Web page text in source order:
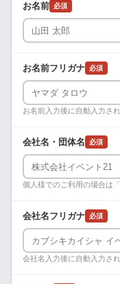
お名前 必須
お名前フリガナ 必須
お名前入力後に自動入力さ
会社名・団体名 必須
個人様でのご利用の場合は
会社名フリガナ 必須
会社名入力後に自動入力さ